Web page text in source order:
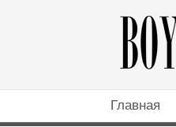
Главная